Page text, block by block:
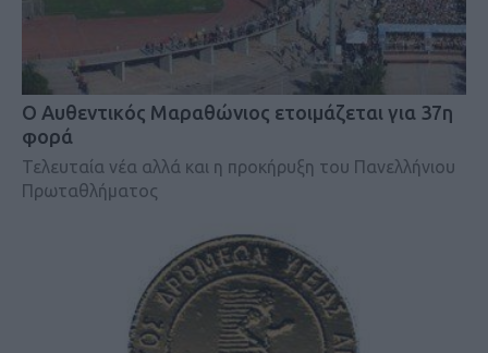
O Αυθεντικός Μαραθώνιος ετοιμάζεται για 37η
φορά
Τελευταία νέα αλλά και η προκήρυξη του Πανελλήνιου
Πρωταθλήματος